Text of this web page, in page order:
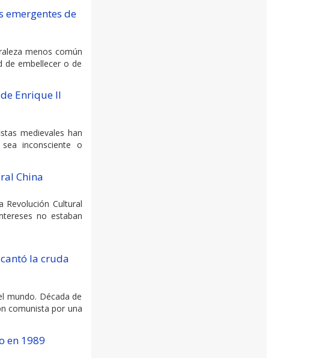
emergentes de
menos común
de embellecer o de
Enrique II
medievales han
inconsciente o
China
Cultural
no estaban
la cruda
mundo. Década de
comunista por una
en 1989